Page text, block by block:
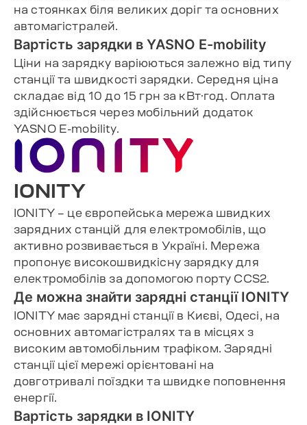
на стоянках біля великих доріг та основних
автомагістралей.
Вартість зарядки в YASNO E-mobility
Ціни на зарядку варіюються залежно від типу
станції та швидкості зарядки. Середня ціна
складає від 10 до 15 грн за кВт·год. Оплата
здійснюється через мобільний додаток
YASNO E-mobility.
IONITY
IONITY – це європейська мережа швидких
зарядних станцій для електромобілів, що
активно розвивається в Україні. Мережа
пропонує високошвидкісну зарядку для
електромобілів за допомогою порту CCS2.
Де можна знайти зарядні станції IONITY
IONITY має зарядні станції в Києві, Одесі, на
основних автомагістралях та в місцях з
високим автомобільним трафіком. Зарядні
станції цієї мережі орієнтовані на
довготривалі поїздки та швидке поповнення
енергії.
Вартість зарядки в IONITY